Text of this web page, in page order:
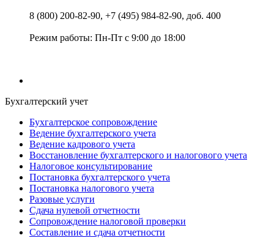
8 (800) 200-82-90, +7 (495) 984-82-90, доб. 400
Режим работы: Пн-Пт с 9:00 до 18:00
Бухгалтерский учет
Бухгалтерское сопровождение
Ведение бухгалтерского учета
Ведение кадрового учета
Восстановление бухгалтерского и налогового учета
Налоговое консультирование
Постановка бухгалтерского учета
Постановка налогового учета
Разовые услуги
Сдача нулевой отчетности
Сопровождение налоговой проверки
Составление и сдача отчетности